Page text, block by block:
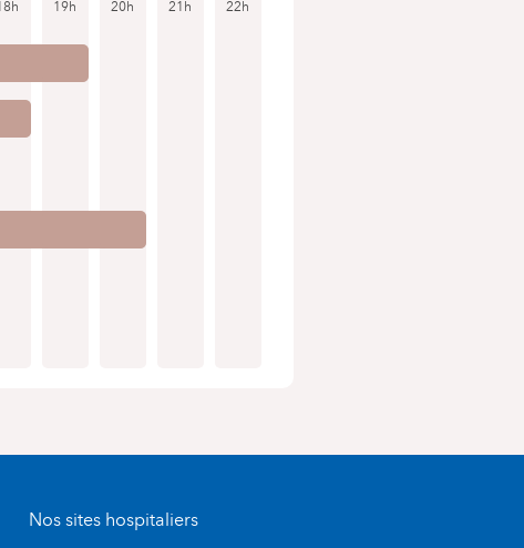
19h 20h 21h 22h
Nos sites hospitaliers